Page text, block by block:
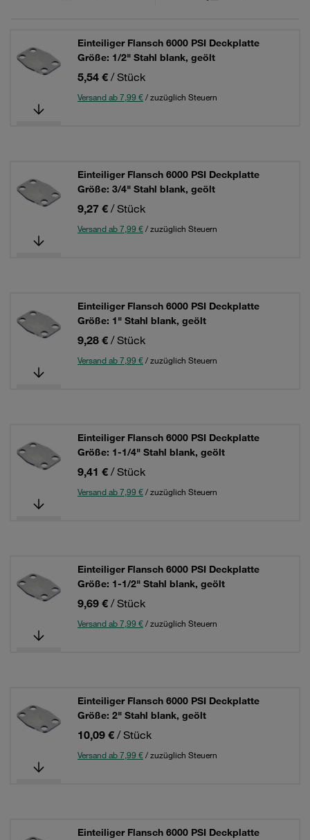
Einteiliger Flansch 6000 PSI Deckplatte
Größe: 1/2" Stahl blank, geölt
5,54 € / Stück
Versand ab 7,99 €/ zuzüglich Steuern
Einteiliger Flansch 6000 PSI Deckplatte
Größe: 3/4" Stahl blank, geölt
9,27 € / Stück
Versand ab 7,99 €/ zuzüglich Steuern
Einteiliger Flansch 6000 PSI Deckplatte
Größe: 1" Stahl blank, geölt
9,28 € / Stück
Versand ab 7,99 €/ zuzüglich Steuern
Einteiliger Flansch 6000 PSI Deckplatte
Größe: 1-1/4" Stahl blank, geölt
9,41 € / Stück
Versand ab 7,99 €/ zuzüglich Steuern
Einteiliger Flansch 6000 PSI Deckplatte
Größe: 1-1/2" Stahl blank, geölt
9,69 € / Stück
Versand ab 7,99 €/ zuzüglich Steuern
Einteiliger Flansch 6000 PSI Deckplatte
Größe: 2" Stahl blank, geölt
10,09 € / Stück
Versand ab 7,99 €/ zuzüglich Steuern
Einteiliger Flansch 6000 PSI Deckplatte